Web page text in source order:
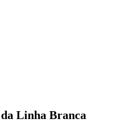
Linha Branca